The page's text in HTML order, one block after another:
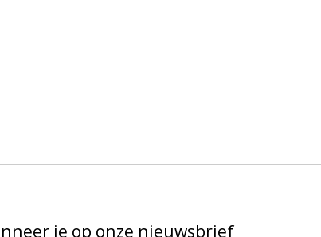
je op onze nieuwsbrief